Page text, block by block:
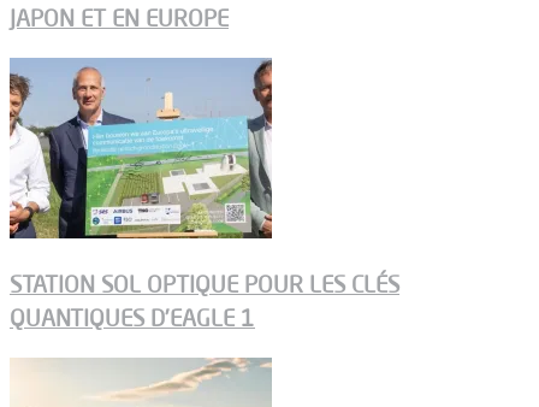
JAPON ET EN EUROPE
STATION SOL OPTIQUE POUR LES CLÉS
QUANTIQUES D’EAGLE 1